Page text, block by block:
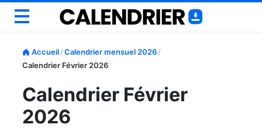
Mensuel
Semainiers
Personnaliser
Accueil/Calendrier mensuel 2026/
Calendrier Février 2026
Calendrier Février
2026